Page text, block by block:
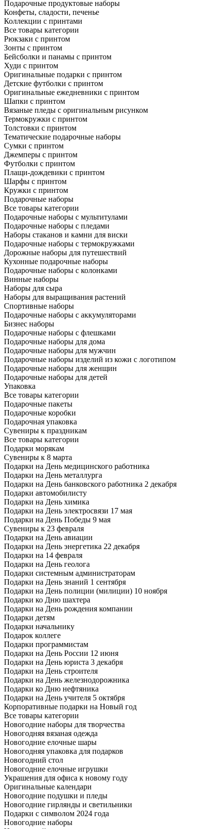
Подарочные продуктовые наборы
Конфеты, сладости, печенье
Коллекции с принтами
Все товары категории
Рюкзаки с принтом
Зонты с принтом
Бейсболки и панамы с принтом
Худи с принтом
Оригинальные подарки с принтом
Детские футболки с принтом
Оригинальные ежедневники с принтом
Шапки с принтом
Вязаные пледы с оригинальным рисунком
Термокружки с принтом
Толстовки с принтом
Тематические подарочные наборы
Сумки с принтом
Джемперы с принтом
Футболки с принтом
Плащи-дождевики с принтом
Шарфы с принтом
Кружки с принтом
Подарочные наборы
Все товары категории
Подарочные наборы с мультитулами
Подарочные наборы с пледами
Наборы стаканов и камни для виски
Подарочные наборы с термокружками
Дорожные наборы для путешествий
Кухонные подарочные наборы
Подарочные наборы с колонками
Винные наборы
Наборы для сыра
Наборы для выращивания растений
Спортивные наборы
Подарочные наборы с аккумуляторами
Бизнес наборы
Подарочные наборы с флешками
Подарочные наборы для дома
Подарочные наборы для мужчин
Подарочные наборы изделий из кожи с логотипом
Подарочные наборы для женщин
Подарочные наборы для детей
Упаковка
Все товары категории
Подарочные пакеты
Подарочные коробки
Подарочная упаковка
Сувениры к праздникам
Все товары категории
Подарки морякам
Сувениры к 8 марта
Подарки на День медицинского работника
Подарки на День металлурга
Подарки на День банковского работника 2 декабря
Подарки автомобилисту
Подарки на День химика
Подарки на День электросвязи 17 мая
Подарки на День Победы 9 мая
Сувениры к 23 февраля
Подарки на День авиации
Подарки на День энергетика 22 декабря
Подарки на 14 февраля
Подарки на День геолога
Подарки системным администраторам
Подарки на День знаний 1 сентября
Подарки на День полиции (милиции) 10 ноября
Подарки ко Дню шахтера
Подарки на День рождения компании
Подарки детям
Подарки начальнику
Подарок коллеге
Подарки программистам
Подарки на День России 12 июня
Подарки на День юриста 3 декабря
Подарки на День строителя
Подарки на День железнодорожника
Подарки ко Дню нефтяника
Подарки на День учителя 5 октября
Корпоративные подарки на Новый год
Все товары категории
Новогодние наборы для творчества
Новогодняя вязаная одежда
Новогодние елочные шары
Новогодняя упаковка для подарков
Новогодний стол
Новогодние елочные игрушки
Украшения для офиса к новому году
Оригинальные календари
Новогодние подушки и пледы
Новогодние гирлянды и светильники
Подарки с символом 2024 года
Новогодние наборы